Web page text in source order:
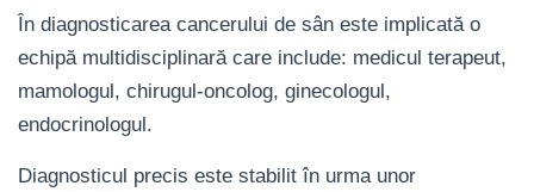
În diagnosticarea cancerului de sân este implicată o
echipă multidisciplinară care include: medicul terapeut,
mamologul, chirugul-oncolog, ginecologul,
endocrinologul.
Diagnosticul precis este stabilit în urma unor